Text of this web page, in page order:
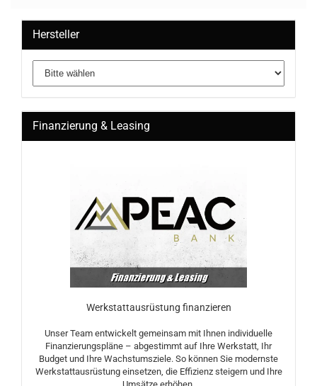
Hersteller
Finanzierung & Leasing
Werkstattausrüstung finanzieren
Unser Team entwickelt gemeinsam mit Ihnen individuelle
Finanzierungspläne – abgestimmt auf Ihre Werkstatt, Ihr
Budget und Ihre Wachstumsziele. So können Sie modernste
Werkstattausrüstung einsetzen, die Effizienz steigern und Ihre